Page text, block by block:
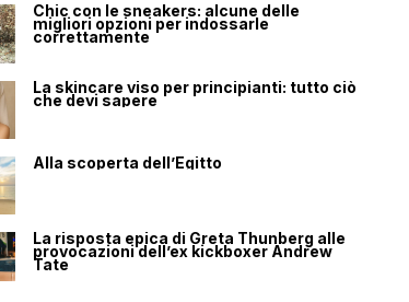
Chic con le sneakers: alcune delle
migliori opzioni per indossarle
correttamente
La skincare viso per principianti: tutto ciò
che devi sapere
Alla scoperta dell’Egitto
La risposta epica di Greta Thunberg alle
provocazioni dell’ex kickboxer Andrew
Tate